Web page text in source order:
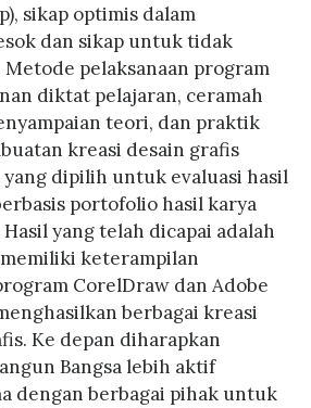
sikap optimis dalam
dan sikap untuk tidak
pelaksanaan program
diktat pelajaran, ceramah
teori, dan praktik
kreasi desain grafis
dipilih untuk evaluasi hasil
portofolio hasil karya
yang telah dicapai adalah
keterampilan
CorelDraw dan Adobe
berbagai kreasi
Ke depan diharapkan
Bangsa lebih aktif
dengan berbagai pihak untuk